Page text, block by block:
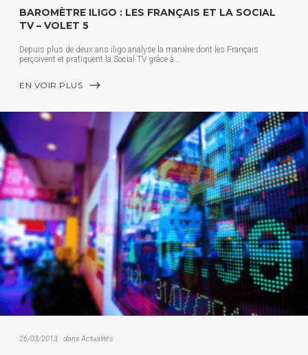
BAROMÈTRE ILIGO : LES FRANÇAIS ET LA SOCIAL
TV – VOLET 5
Depuis plus de deux ans iligo analyse la manière dont les Français
perçoivent et pratiquent la Social TV grâce à
EN VOIR PLUS
26/03/2013 dans Actualités